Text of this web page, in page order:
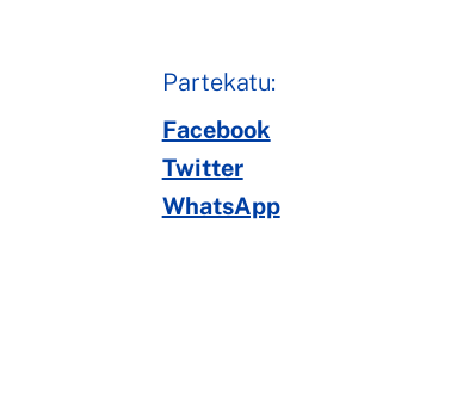
Partekatu:
Facebook
Twitter
WhatsApp